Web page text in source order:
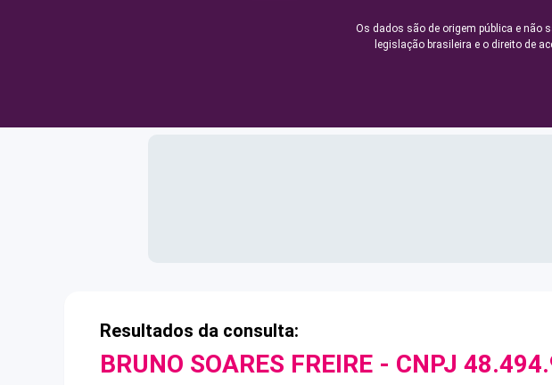
Os dados são de origem pública e não
legislação brasileira e o direito de
Resultados da consulta:
BRUNO SOARES FREIRE - CNPJ